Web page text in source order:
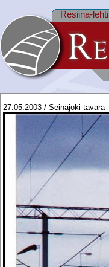
Resiina-lehti
27.05.2003 / Seinäjoki tavara